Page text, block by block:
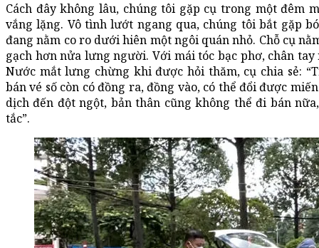
Cách đây không lâu, chúng tôi gặp cụ trong một đêm
vắng lặng. Vô tình lướt ngang qua, chúng tôi bắt gặp
đang nằm co ro dưới hiên một ngôi quán nhỏ. Chỗ cụ
gạch hơn nửa lưng người. Với mái tóc bạc phơ, chân
Nước mắt lưng chừng khi được hỏi thăm, cụ chia sẻ:
bán vé số còn có đồng ra, đồng vào, có thể đổi được
dịch đến đột ngột, bản thân cũng không thể đi bán
tắc”.